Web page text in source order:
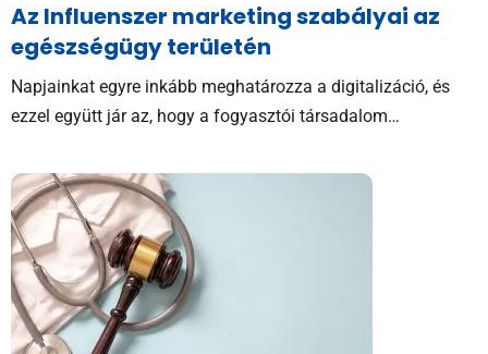
Az Influenszer marketing szabályai az
egészségügy területén
Napjainkat egyre inkább meghatározza a digitalizáció, és
ezzel együtt jár az, hogy a fogyasztói társadalom…